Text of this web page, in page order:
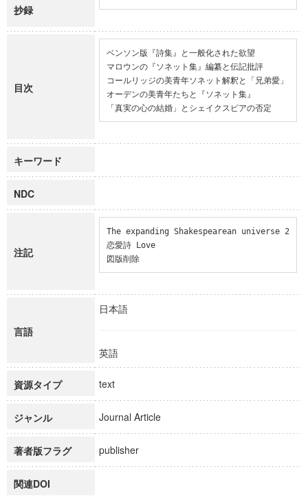
抄録
目次
ベンソン版『詩集』と一般化された欲望
マロウンの『ソネット集』編纂と伝記批評
コールリッジの美青年ソネット解釈と「兄弟愛」
オーデンの美青年たちと『ソネット集』
「真実の心の結婚」とシェイクスピアの否定
キーワード
NDC
注記
The expanding Shakespearean universe 2
恋愛詩 Love
図版削除
言語
日本語
英語
資源タイプ text
ジャンル Journal Article
著者版フラグ publisher
関連DOI